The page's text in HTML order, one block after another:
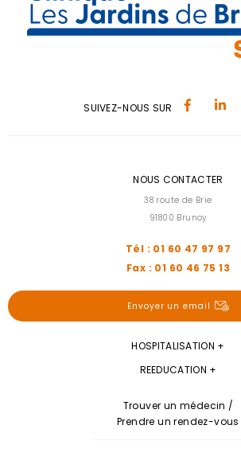
SUIVEZ-NOUS SUR
NOUS CONTACTER
38 route de Brie
91800 Brunoy
Tél : 01 60 47 97 97
Fax : 01 60 46 75 13
Envoyer un email
HOSPITALISATION
REEDUCATION
Trouver un médecin /
Prendre un rendez-vous